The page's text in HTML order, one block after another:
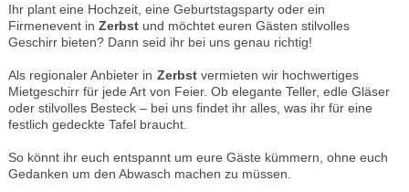
Ihr plant eine Hochzeit, eine Geburtstagsparty oder ein
Firmenevent in Zerbstund möchtet euren Gästen stilvolles
Geschirr bieten? Dann seid ihr bei uns genau richtig!
Als regionaler Anbieter in Zerbstvermieten wir hochwertiges
Mietgeschirr für jede Art von Feier. Ob elegante Teller, edle Gläser
oder stilvolles Besteck – bei uns findet ihr alles, was ihr für eine
festlich gedeckte Tafel braucht.
So könnt ihr euch entspannt um eure Gäste kümmern, ohne euch
Gedanken um den Abwasch machen zu müssen.